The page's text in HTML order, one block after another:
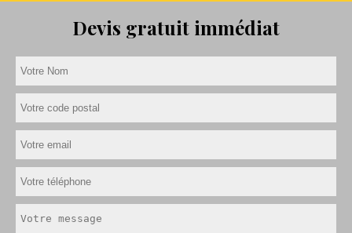
Devis gratuit immédiat